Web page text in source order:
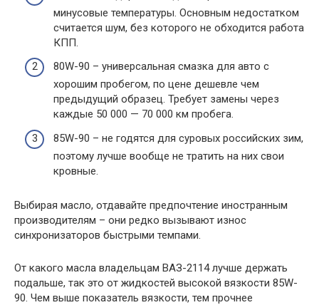
минусовые температуры. Основным недостатком
считается шум, без которого не обходится работа
КПП.
80W-90 – универсальная смазка для авто с
хорошим пробегом, по цене дешевле чем
предыдущий образец. Требует замены через
каждые 50 000 — 70 000 км пробега.
85W-90 – не годятся для суровых российских зим,
поэтому лучше вообще не тратить на них свои
кровные.
Выбирая масло, отдавайте предпочтение иностранным
производителям – они редко вызывают износ
синхронизаторов быстрыми темпами.
От какого масла владельцам ВАЗ-2114 лучше держать
подальше, так это от жидкостей высокой вязкости 85W-
90. Чем выше показатель вязкости, тем прочнее